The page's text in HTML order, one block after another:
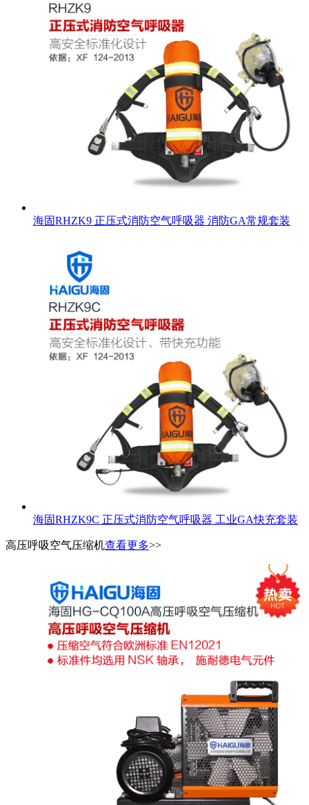
海固RHZK9 正压式消防空气呼吸器 消防GA常规套装
海固RHZK9C 正压式消防空气呼吸器 工业GA快充套装
高压呼吸空气压缩机查看更多>>